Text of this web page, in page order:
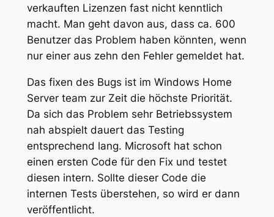
verkauften Lizenzen fast nicht kenntlich
macht. Man geht davon aus, dass ca. 600
Benutzer das Problem haben könnten, wenn
nur einer aus zehn den Fehler gemeldet hat.
Das fixen des Bugs ist im Windows Home
Server team zur Zeit die höchste Priorität.
Da sich das Problem sehr Betriebssystem
nah abspielt dauert das Testing
entsprechend lang. Microsoft hat schon
einen ersten Code für den Fix und testet
diesen intern. Sollte dieser Code die
internen Tests überstehen, so wird er dann
veröffentlicht.